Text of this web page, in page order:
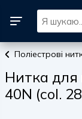
Поліестрові
Нитка для
40N (col.